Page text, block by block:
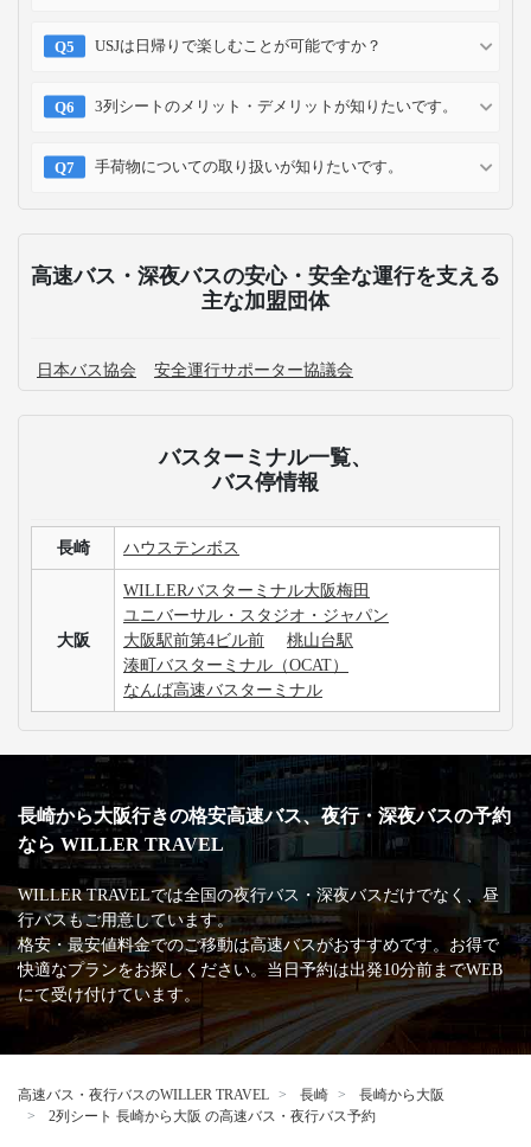
USJは日帰りで楽しむことが可能ですか？
3列シートのメリット・デメリットが知りたいです。
手荷物についての取り扱いが知りたいです。
高速バス・深夜バスの安心・安全な運行を支える
主な加盟団体
日本バス協会 安全運行サポーター協議会
バスターミナル一覧、
バス停情報
長崎 ハウステンボス
大阪
WILLERバスターミナル大阪梅田
ユニバーサル・スタジオ・ジャパン
大阪駅前第4ビル前
桃山台駅
湊町バスターミナル（OCAT）
なんば高速バスターミナル
長崎から大阪行きの格安高速バス、夜行・深夜バスの予約
なら WILLER TRAVEL
WILLER TRAVELでは全国の夜行バス・深夜バスだけでなく、昼
行バスもご用意しています。
格安・最安値料金でのご移動は高速バスがおすすめです。お得で
快適なプランをお探しください。当日予約は出発10分前までWEB
にて受け付けています。
高速バス・夜行バスのWILLER TRAVEL 長崎
長崎から大阪
2列シート 長崎から大阪 の高速バス・夜行バス予約